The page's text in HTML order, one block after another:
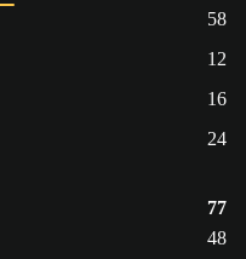
58
12
16
24
77
48